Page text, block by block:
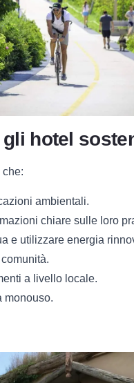
hotel
che:
ambientali.
chiare sulle loro
e utilizzare energia
a livello locale.
monouso.